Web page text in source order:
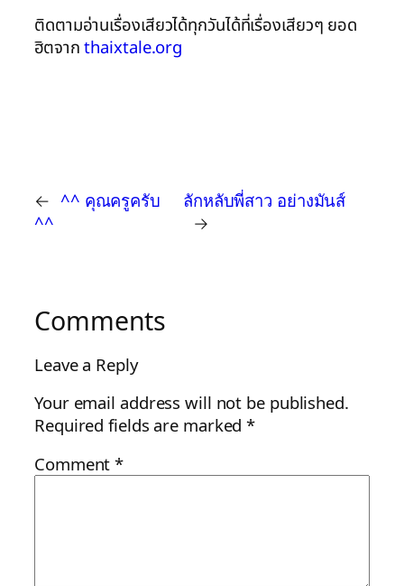
ติดตามอ่านเรื่องเสียวได้ทุกวันได้ที่เรื่องเสียวๆ ยอด
ฮิตจากthaixtale.org
← ^^ คุณครูครับ
^^
ลักหลับพี่สาว อย่างมันส์
→
Comments
Leave a Reply
Your email address will not be published.
Required fields are marked*
Comment*